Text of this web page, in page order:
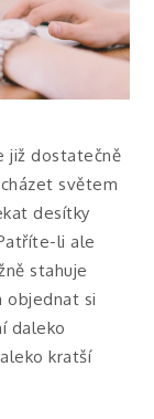
již dostatečně
světem
desítky
li ale
stahuje
objednat si
daleko
kratší